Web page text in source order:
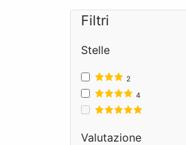
Filtri
Stelle
2
4
Valutazione